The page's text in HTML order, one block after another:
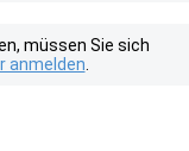
müssen Sie sich
anmelden